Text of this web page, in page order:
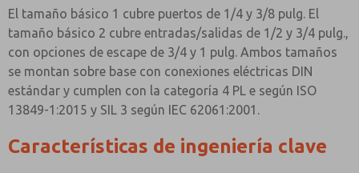
El tamaño básico 1 cubre puertos de 1/4 y 3/8 pulg. El
tamaño básico 2 cubre entradas/salidas de 1/2 y 3/4 pulg.,
con opciones de escape de 3/4 y 1 pulg. Ambos tamaños
se montan sobre base con conexiones eléctricas DIN
estándar y cumplen con la categoría 4 PL e según ISO
13849-1:2015 y SIL 3 según IEC 62061:2001.
Características de ingeniería clave